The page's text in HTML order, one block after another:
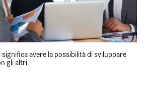
avere la possibilità di sviluppare
gli altri.